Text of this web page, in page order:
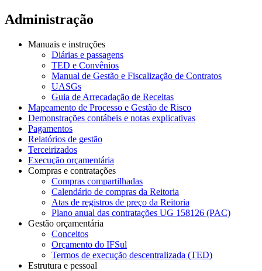
Administração
Manuais e instruções
Diárias e passagens
TED e Convênios
Manual de Gestão e Fiscalização de Contratos
UASGs
Guia de Arrecadação de Receitas
Mapeamento de Processo e Gestão de Risco
Demonstrações contábeis e notas explicativas
Pagamentos
Relatórios de gestão
Terceirizados
Execução orçamentária
Compras e contratações
Compras compartilhadas
Calendário de compras da Reitoria
Atas de registros de preço da Reitoria
Plano anual das contratações UG 158126 (PAC)
Gestão orçamentária
Conceitos
Orçamento do IFSul
Termos de execução descentralizada (TED)
Estrutura e pessoal